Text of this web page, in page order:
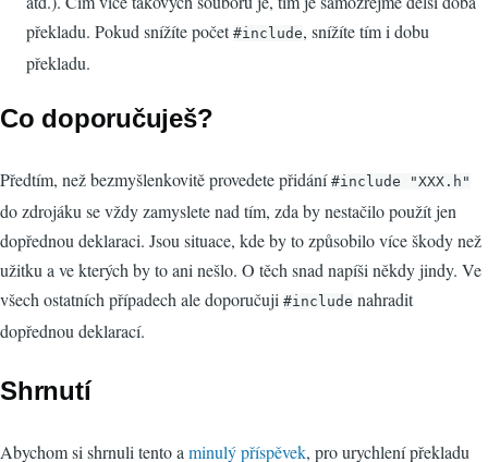
překladu. Pokud snížíte počet #include, snížíte tím i dobu
překladu.
Co doporučuješ?
Předtím, než bezmyšlenkovitě provedete přidání #include "XXX.h"
do zdrojáku se vždy zamyslete nad tím, zda by nestačilo použít jen
dopřednou deklaraci. Jsou situace, kde by to způsobilo více škody než
užitku a ve kterých by to ani nešlo. O těch snad napíši někdy jindy. Ve
všech ostatních případech ale doporučuji #include nahradit
dopřednou deklarací.
Shrnutí
Abychom si shrnuli tento a minulý příspěvek, pro urychlení překladu